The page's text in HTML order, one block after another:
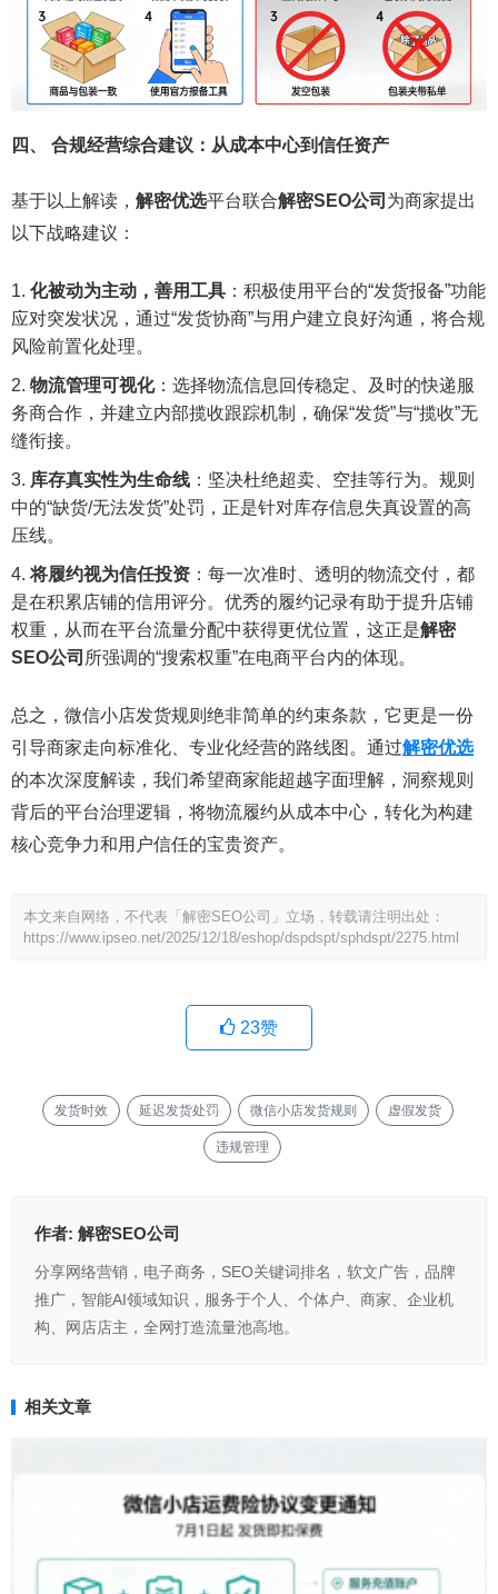
四、 合规经营综合建议：从成本中心到信任资产
基于以上解读， 解密优选平台联合解密SEO公司 为商家提出
以下战略建议：
化被动为主动，善用工具 ：积极使用平台的“发货报备”功能
应对突发状况，通过“发货协商”与用户建立良好沟通，将合规
风险前置化处理。
物流管理可视化：选择物流信息回传稳定、及时的快递服
务商合作，并建立内部揽收跟踪机制，确保“发货”与“揽收”无
缝衔接。
库存真实性为生命线 ：坚决杜绝超卖、空挂等行为。规则
中的“缺货/无法发货”处罚，正是针对库存信息失真设置的高
压线。
将履约视为信任投资 ：每一次准时、透明的物流交付，都
是在积累店铺的信用评分。优秀的履约记录有助于提升店铺
权重，从而在平台流量分配中获得更优位置，这正是解密
SEO公司 所强调的“搜索权重”在电商平台内的体现。
总之，微信小店发货规则绝非简单的约束条款，它更是一份
引导商家走向标准化、专业化经营的路线图。通过解密优选
的本次深度解读，我们希望商家能超越字面理解，洞察规则
背后的平台治理逻辑，将物流履约从成本中心，转化为构建
核心竞争力和用户信任的宝贵资产。
本文来自网络，不代表「解密SEO公司」立场，转载请注明出处：
https://www.ipseo.net/2025/12/18/eshop/dspdspt/sphdspt/2275.html
23赞
发货时效 延迟发货处罚 微信小店发货规则 虚假发货
违规管理
作者: 解密SEO公司
分享网络营销，电子商务，SEO关键词排名，软文广告，品牌
推广，智能AI领域知识，服务于个人、个体户、商家、企业机
构、网店店主，全网打造流量池高地。
相关文章